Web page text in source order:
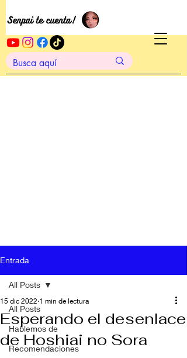
Entrada
All Posts
Hablemos de
Recomendaciones
All Posts
Esperando el desenlace
de Hoshiai no Sora
15 dic 2022 1 min de lectura